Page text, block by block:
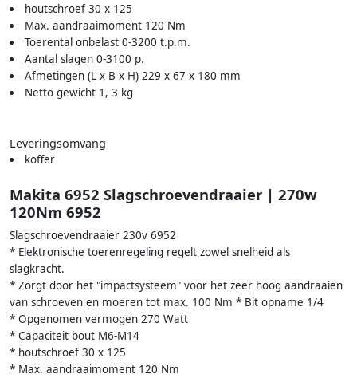
houtschroef 30 x 125
Max. aandraaimoment 120 Nm
Toerental onbelast 0-3200 t.p.m.
Aantal slagen 0-3100 p.
Afmetingen (L x B x H) 229 x 67 x 180 mm
Netto gewicht 1, 3 kg
Leveringsomvang
koffer
Makita 6952 Slagschroevendraaier | 270w
120Nm 6952
Slagschroevendraaier 230v 6952
* Elektronische toerenregeling regelt zowel snelheid als
slagkracht.
* Zorgt door het "impactsysteem" voor het zeer hoog aandraaien
van schroeven en moeren tot max. 100 Nm * Bit opname 1/4
* Opgenomen vermogen 270 Watt
* Capaciteit bout M6-M14
* houtschroef 30 x 125
* Max. aandraaimoment 120 Nm